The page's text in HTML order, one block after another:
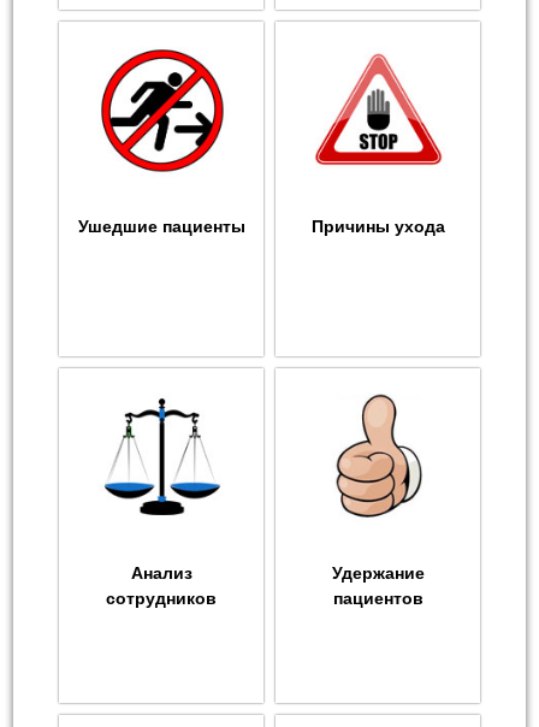
Ушедшие пациенты Причины ухода
Анализ
сотрудников
Удержание
пациентов